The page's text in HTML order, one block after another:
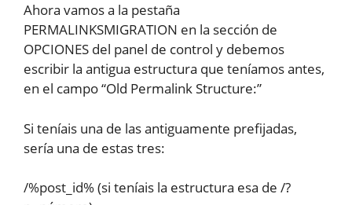
Ahora vamos a la pestaña
PERMALINKSMIGRATION en la sección de
OPCIONES del panel de control y debemos
escribir la antigua estructura que teníamos antes,
en el campo “Old Permalink Structure:”
Si teníais una de las antiguamente prefijadas,
sería una de estas tres:
/%post_id% (si teníais la estructura esa de /?